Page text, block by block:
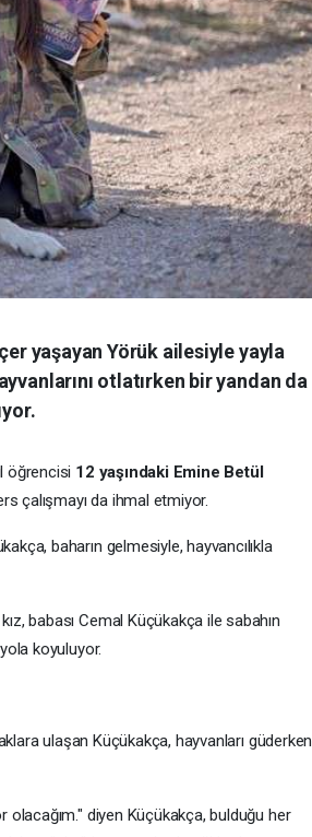
yaşayan Yörük ailesiyle yayla
otlatırken bir yandan da
öğrencisi 12 yaşındaki Emine Betül
çalışmayı da ihmal etmiyor.
baharın gelmesiyle, hayvancılıkla
babası Cemal Küçükakça ile sabahın
koyuluyor.
ulaşan Küçükakça, hayvanları güderken
olacağım." diyen Küçükakça, bulduğu her